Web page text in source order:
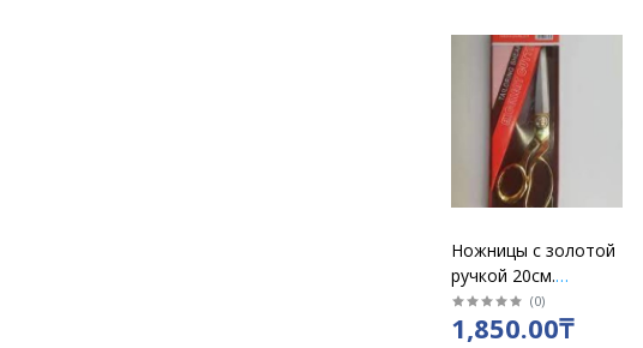
Ножницы с золотой
ручкой 20см.
маленькие в упак/
К36А
(0)
1,850.00₸